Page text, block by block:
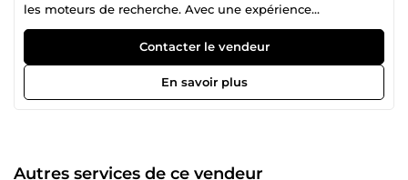
les moteurs de recherche. Avec une expérience
enrichissante d'un an en tant que rédactrice web SEO en
entreprise, je me suis lancée en freelance depuis
maintenant plus de deux ans pour offrir mes compétences
à un plus large éventail de projets. Vous pouvez compter
sur mon expérience et ma rigueur pour vous fournir un
captivants, pensés pour vos lecteurs. Une expertise SEO
Contacter le vendeur
En savoir plus
Autres services de ce vendeur